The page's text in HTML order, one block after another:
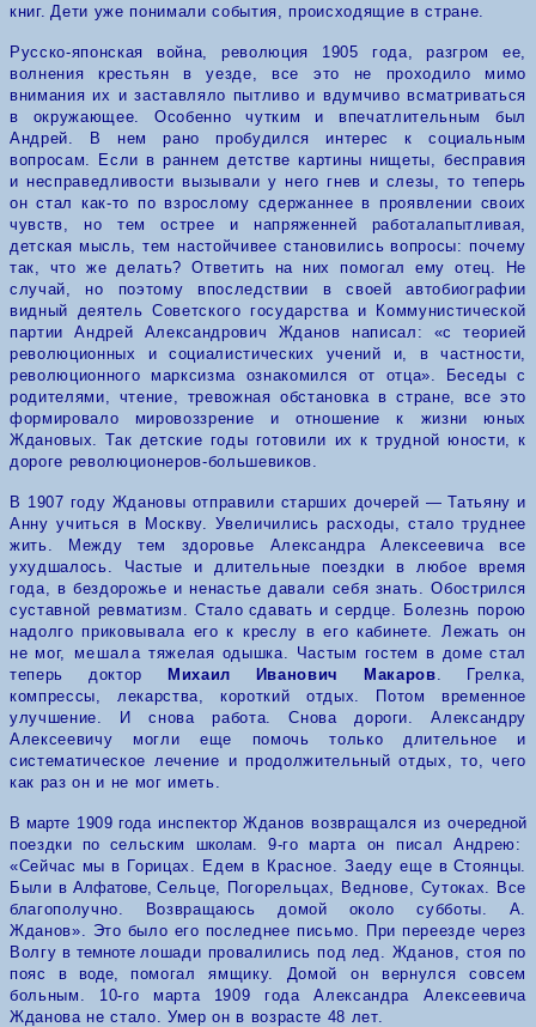
книг. Дети уже понимали события, происходящие в стране.
Русско-японская война, революция 1905 года, разгром ее,
волнения крестьян в уезде, все это не проходило мимо
внимания их и заставляло пытливо и вдумчиво всматриваться
в окружающее. Особенно чутким и впечатлительным был
Андрей. В нем рано пробудился интерес к социальным
вопросам. Если в раннем детстве картины нищеты, бесправия
и несправедливости вызывали у него гнев и слезы, то теперь
он стал как-то по взрослому сдержаннее в проявлении своих
чувств, но тем острее и напряженней работалапытливая,
детская мысль, тем настойчивее становились вопросы: почему
так, что же делать? Ответить на них помогал ему отец. Не
случай, но поэтому впоследствии в своей автобиографии
видный деятель Советского государства и Коммунистической
партии Андрей Александрович Жданов написал: «с теорией
революционных и социалистических учений и, в частности,
революционного марксизма ознакомился от отца».
Беседы с
родителями, чтение, тревожная обстановка в стране,
все это
формировало мировоззрение и отношение к жизни юных
Ждановых. Так детские годы готовили их к трудной юности, к
дороге революционеров-большевиков.
В 1907 году Ждановы отправили старших дочерей — Татьяну и
Анну учиться в Москву. Увеличились расходы, стало труднее
жить. Между тем здоровье Александра Алексеевича все
ухудшалось. Частые и длительные поездки в любое время
года, в бездорожье и ненастье давали себя знать. Обострился
суставной ревматизм. Стало сдавать и сердце. Болезнь порою
надолго приковывала его к креслу в его кабинете. Лежать он
не мог,
мешалатяжелая одышка. Частым гостем в доме стал
теперь доктор
Михаил Иванович Макаров. Грелка,
компрессы, лекарства, короткий отдых. Потом временное
улучшение. И снова работа. Снова дороги. Александру
Алексеевичу могли еще помочь только длительное и
систематическое лечение и продолжительный отдых, то, чего
как раз он и не мог иметь.
В марте 1909 годаинспектор Жданов возвращался из очередной
поездки посельским школам. 9-го марта он писал Андрею:
«Сейчас мыв Горицах. Едем в Красное. Заеду еще в Стоянцы.
Были в Алфатове,Сельце, Погорельцах, Веднове, Сутоках. Все
благополучно. Возвращаюсь домой около субботы. А.
Жданов». Это было его последнее письмо. При переезде через
Волгу в темнотелошади провалились под лед. Жданов, стоя по
пояс
в воде, помогал ямщику. Домой он вернулся совсем
больным. 10-го марта 1909 года Александра Алексеевича
Жданова не стало. Умер он в возрасте 48 лет.